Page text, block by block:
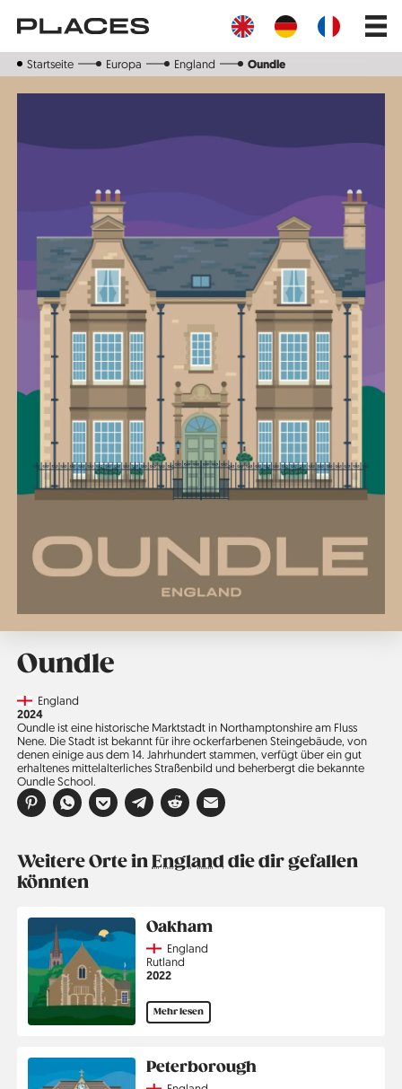
zum
Inhalt
Main
Startseite Europa England Oundle
Oundle
CountryEngland
Jahr
2024
Oundle ist eine historische Marktstadt in Northamptonshire am Fluss
Nene. Die Stadt ist bekannt für ihre ockerfarbenen Steingebäude, von
denen einige aus dem 14. Jahrhundert stammen, verfügt über ein gut
erhaltenes mittelalterliches Straßenbild und beherbergt die bekannte
Oundle School.
Weitere Orte inEnglanddie dir gefallen
könnten
Oakham
CountryEngland
Region
Rutland
Jahr
2022
Mehr lesen
Peterborough